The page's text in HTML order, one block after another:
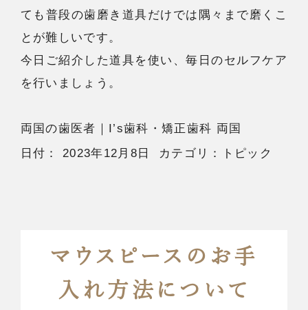
ても普段の歯磨き道具だけでは隅々まで磨くこ
とが難しいです。
今日ご紹介した道具を使い、毎日のセルフケア
を行いましょう。
両国の歯医者 ｜I’s歯科・矯正歯科 両国
日付：2023年12月8日 カテゴリ： トピック
マウスピースのお手
入れ方法について